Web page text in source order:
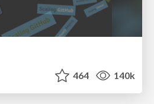
464 140k